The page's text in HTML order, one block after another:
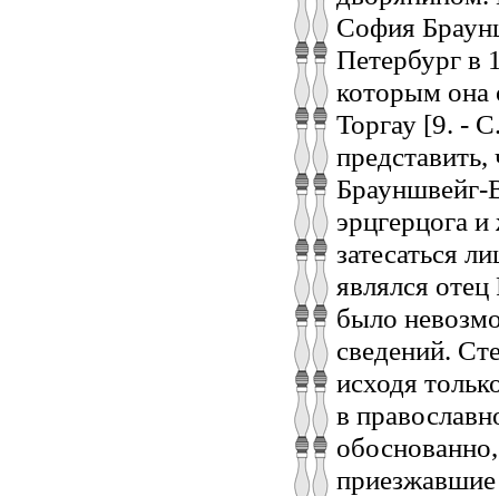
София
Петербург в
которым она
Торгау [9. -
Брауншвейг-
эрцгерцога
затесаться
являлся
было
сведений.
исходя
в